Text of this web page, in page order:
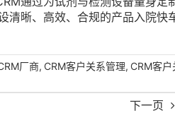
下一页
清晰、高效、合规的产品入院快
厂商, CRM客户关系管理, CRM客